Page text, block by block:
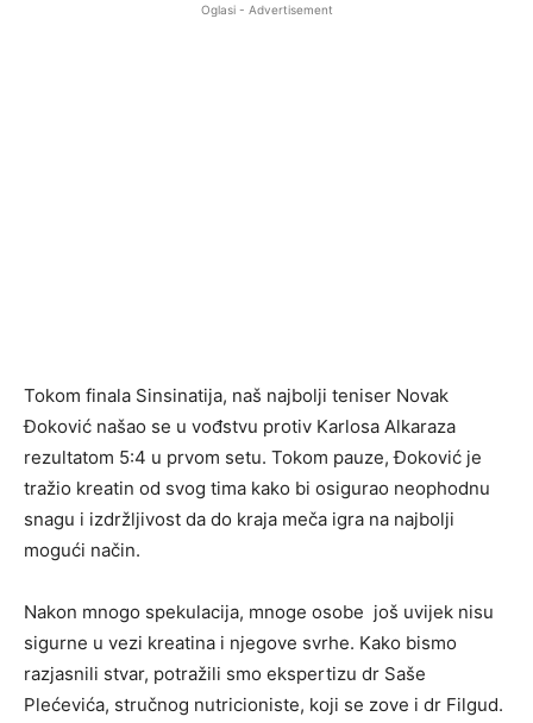
Oglasi - Advertisement
Tokom finala Sinsinatija, naš najbolji teniser Novak
Đoković našao se u vođstvu protiv Karlosa Alkaraza
rezultatom 5:4 u prvom setu. Tokom pauze, Đoković je
tražio kreatin od svog tima kako bi osigurao neophodnu
snagu i izdržljivost da do kraja meča igra na najbolji
mogući način.
Nakon mnogo spekulacija, mnoge osobe još uvijek nisu
sigurne u vezi kreatina i njegove svrhe. Kako bismo
razjasnili stvar, potražili smo ekspertizu dr Saše
Plećevića, stručnog nutricioniste, koji se zove i dr Filgud.